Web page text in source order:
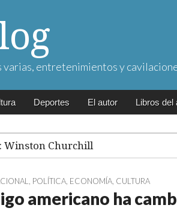
varias, entretenimientos y
Deportes El autor Libros del
Winston Churchill
POLÍTICA ECONOMÍA CULTURA
americano ha